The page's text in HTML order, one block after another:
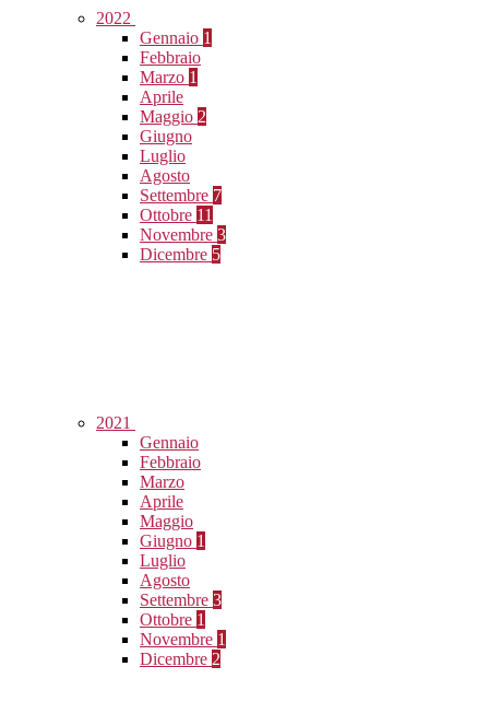
2022
Gennaio 1
Febbraio
Marzo 1
Aprile
Maggio 2
Giugno
Luglio
Agosto
Settembre 7
Ottobre 11
Novembre 3
Dicembre 5
2021
Gennaio
Febbraio
Marzo
Aprile
Maggio
Giugno 1
Luglio
Agosto
Settembre 3
Ottobre 1
Novembre 1
Dicembre 2